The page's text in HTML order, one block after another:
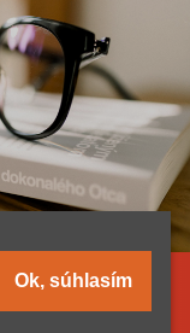
Ok, súhlasím